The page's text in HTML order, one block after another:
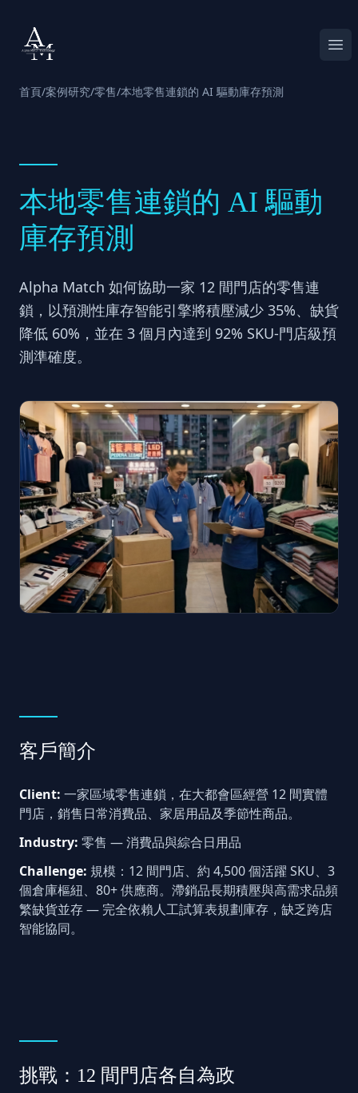
Alpha Match
首頁/案例研究/零售/本地零售連鎖的 AI 驅動庫存預測
本地零售連鎖的 AI 驅動
庫存預測
Alpha Match 如何協助一家 12 間門店的零售連
鎖，以預測性庫存智能引擎將積壓減少 35%、缺貨
降低 60%，並在 3 個月內達到 92% SKU-門店級預
測準確度。
客戶簡介
Client: 一家區域零售連鎖，在大都會區經營 12 間實體
門店，銷售日常消費品、家居用品及季節性商品。
Industry: 零售 — 消費品與綜合日用品
Challenge: 規模：12 間門店、約 4,500 個活躍 SKU、3
個倉庫樞紐、80+ 供應商。滯銷品長期積壓與高需求品頻
繁缺貨並存 — 完全依賴人工試算表規劃庫存，缺乏跨店
智能協同。
挑戰：12 間門店各自為政